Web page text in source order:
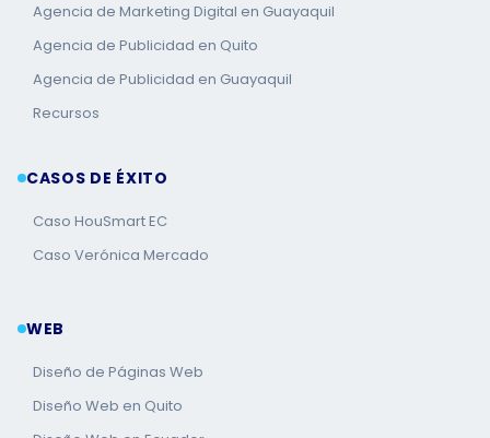
Agencia de Marketing Digital en Guayaquil
Agencia de Publicidad en Quito
Agencia de Publicidad en Guayaquil
Recursos
CASOS DE ÉXITO
Caso HouSmart EC
Caso Verónica Mercado
WEB
Diseño de Páginas Web
Diseño Web en Quito